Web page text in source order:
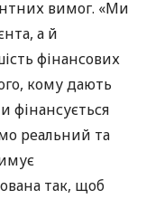
вимог. «Ми
а й
фінансових
кому дають
фінансується
реальний та
так, щоб